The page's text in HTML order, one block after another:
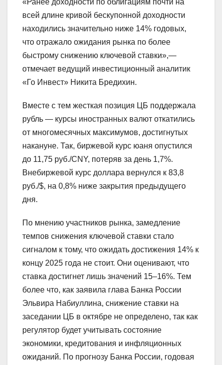
всей длине кривой бескупонной доходности
находились значительно ниже 14% годовых,
что отражало ожидания рынка по более
быстрому снижению ключевой ставки»,—
отмечает ведущий инвестиционный аналитик
«Го Инвест» Никита Бредихин.
Вместе с тем жесткая позиция ЦБ поддержала
рубль — курсы иностранных валют откатились
от многомесячных максимумов, достигнутых
накануне. Так, биржевой курс юаня опустился
до 11,75 руб./CNY, потеряв за день 1,7%.
Внебиржевой курс доллара вернулся к 83,8
руб./$, на 0,8% ниже закрытия предыдущего
дня.
По мнению участников рынка, замедление
темпов снижения ключевой ставки стало
сигналом к тому, что ожидать достижения 14% к
концу 2025 года не стоит. Они оценивают, что
ставка достигнет лишь значений 15–16%. Тем
более что, как заявила глава Банка России
Эльвира Набиуллина, снижение ставки на
заседании ЦБ в октябре не определено, так как
регулятор будет учитывать состояние
экономики, кредитования и инфляционных
ожиданий. По прогнозу Банка России, годовая